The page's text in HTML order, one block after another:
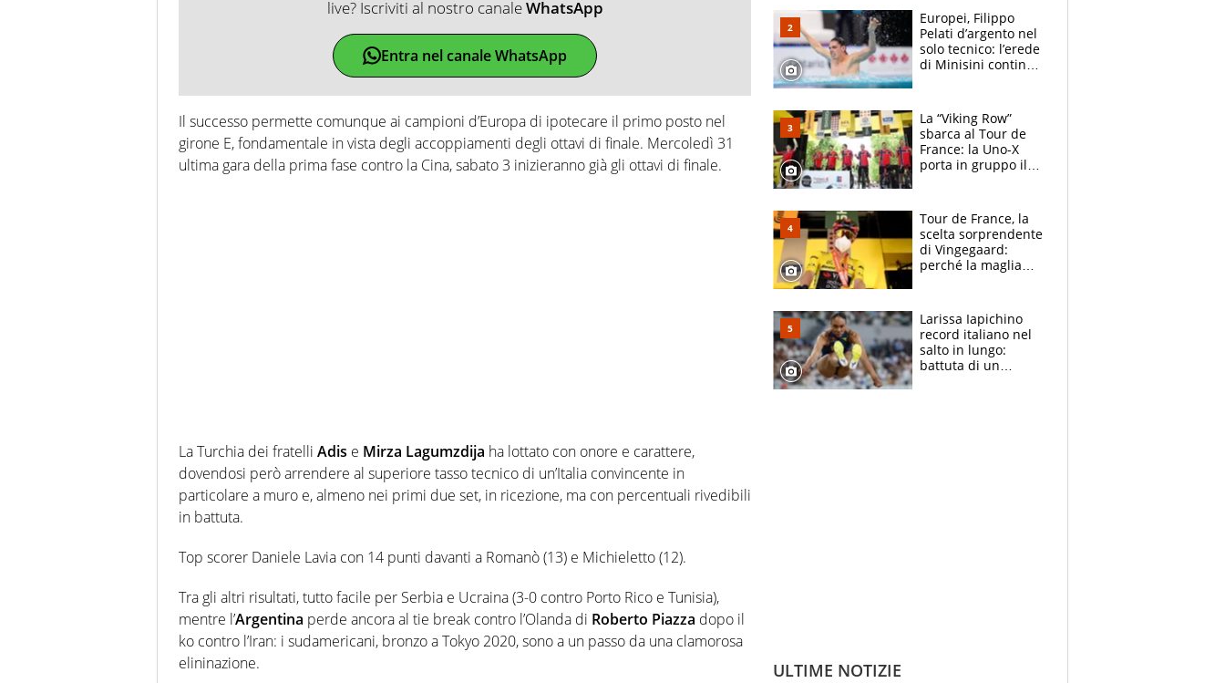
live? Iscriviti al nostro canaleWhatsApp
Entra nel canale WhatsApp
Il successo permette comunque ai campioni d’Europa di ipotecare il primo posto nel
girone E, fondamentale in vista degli accoppiamenti degli ottavi di finale. Mercoledì 31
ultima gara della prima fase contro la Cina, sabato 3 inizieranno già gli ottavi di finale.
La Turchia dei fratelli Adis e Mirza Lagumzdija ha lottato con onore e carattere,
dovendosi però arrendere al superiore tasso tecnico di un’Italia convincente in
particolare a muro e, almeno nei primi due set, in ricezione, ma con percentuali rivedibili
in battuta.
Top scorer Daniele Lavia con 14 punti davanti a Romanò (13) e Michieletto (12).
Tra gli altri risultati, tutto facile per Serbia e Ucraina (3-0 contro Porto Rico e Tunisia),
mentre l’Argentina perde ancora al tie break contro l’Olanda di Roberto Piazza dopo il
ko contro l’Iran: i sudamericani, bronzo a Tokyo 2020, sono a un passo da una clamorosa
elininazione.
e compagni
continuare
Europei, Filippo
Pelati d’argento nel
solo tecnico: l’erede
di Minisini continua
mirino
La “Viking Row”
sbarca al Tour de
France: la Uno-X
porta in gruppo il
compagni
Tour de France, la
scelta sorprendente
di Vingegaard:
perché la maglia
rischio da evitare
Larissa Iapichino
record italiano nel
salto in lungo:
battuta di un
ULTIME NOTIZIE